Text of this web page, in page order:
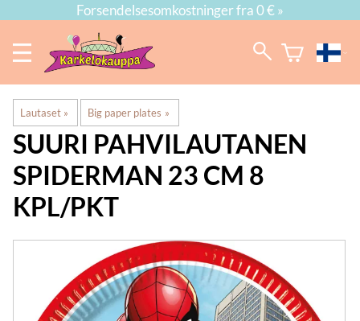
Forsendelsesomkostninger fra 0 € »
Lautaset ‪» Big paper plates ‪»
SUURI PAHVILAUTANEN
SPIDERMAN 23 CM 8
KPL/PKT